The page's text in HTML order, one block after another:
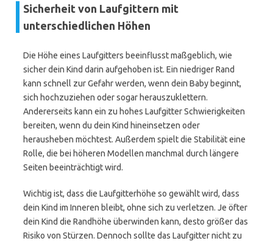
Sicherheit von Laufgittern mit
unterschiedlichen Höhen
Die Höhe eines Laufgitters beeinflusst maßgeblich, wie
sicher dein Kind darin aufgehoben ist. Ein niedriger Rand
kann schnell zur Gefahr werden, wenn dein Baby beginnt,
sich hochzuziehen oder sogar herauszuklettern.
Andererseits kann ein zu hohes Laufgitter Schwierigkeiten
bereiten, wenn du dein Kind hineinsetzen oder
herausheben möchtest. Außerdem spielt die Stabilität eine
Rolle, die bei höheren Modellen manchmal durch längere
Seiten beeinträchtigt wird.
Wichtig ist, dass die Laufgitterhöhe so gewählt wird, dass
dein Kind im Inneren bleibt, ohne sich zu verletzen. Je öfter
dein Kind die Randhöhe überwinden kann, desto größer das
Risiko von Stürzen. Dennoch sollte das Laufgitter nicht zu